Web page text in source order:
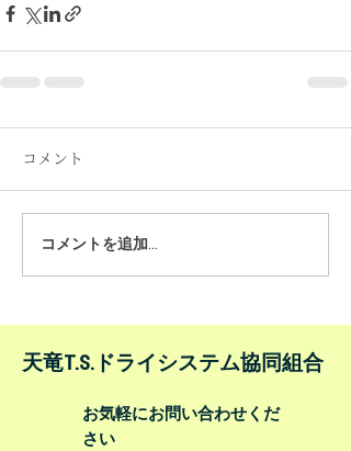
コメント
コメントを追加…
​天竜T.S.ドライシステム協同組合
​お気軽にお問い合わせくだ
さい